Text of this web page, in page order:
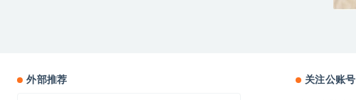
外部推荐 关注公账号